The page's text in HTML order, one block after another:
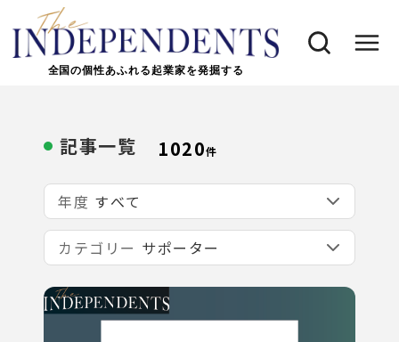
全国の個性あふれる起業家を発掘する
記事一覧 1020件
年度
カテゴリー